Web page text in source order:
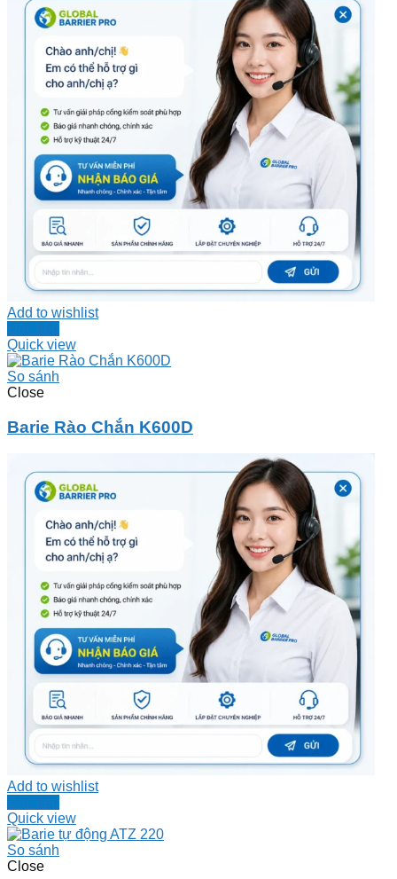
Add to wishlist
Đọc tiếp
Quick view
So sánh
Close
Barie Rào Chắn K600D
Add to wishlist
Đọc tiếp
Quick view
So sánh
Close